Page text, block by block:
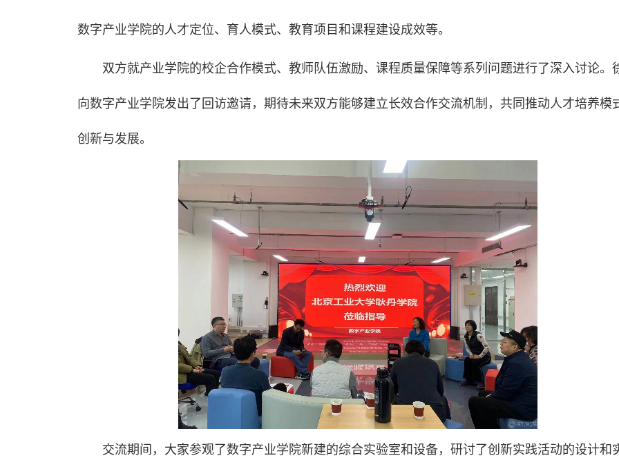
数字产业学院的人才定位、育人模式、教育项目和课程建设成效等。
双方就产业学院的校企合作模式、教师队伍激励、课程质量保障等系列问题进行了深入讨论。
向数字产业学院发出了回访邀请，期待未来双方能够建立长效合作交流机制，共同推动人才培养模
创新与发展。
交流期间，大家参观了数字产业学院新建的综合实验室和设备，研讨了创新实践活动的设计和